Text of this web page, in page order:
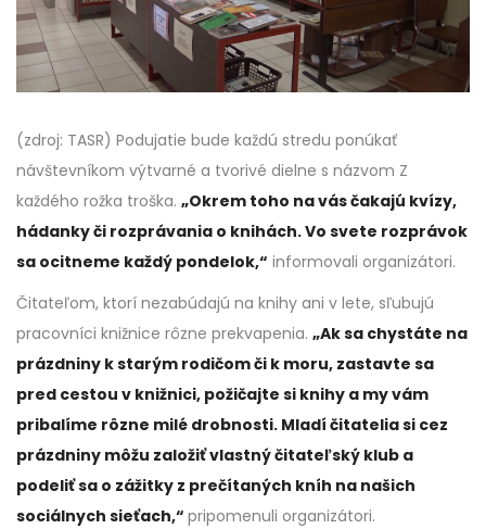
(zdroj: TASR) Podujatie bude každú stredu ponúkať
návštevníkom výtvarné a tvorivé dielne s názvom Z
každého rožka troška. „Okrem toho na vás čakajú kvízy,
hádanky či rozprávania o knihách. Vo svete rozprávok
sa ocitneme každý pondelok,“ informovali organizátori.
Čitateľom, ktorí nezabúdajú na knihy ani v lete, sľubujú
pracovníci knižnice rôzne prekvapenia. „Ak sa chystáte na
prázdniny k starým rodičom či k moru, zastavte sa
pred cestou v knižnici, požičajte si knihy a my vám
pribalíme rôzne milé drobnosti. Mladí čitatelia si cez
prázdniny môžu založiť vlastný čitateľský klub a
podeliť sa o zážitky z prečítaných kníh na našich
sociálnych sieťach,“ pripomenuli organizátori.